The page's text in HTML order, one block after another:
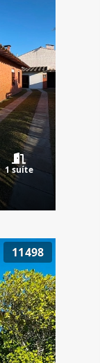
1 suíte
11498